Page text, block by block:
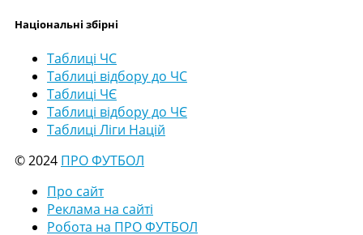
Національні збірні
Таблиці ЧС
Таблиці відбору до ЧС
Таблиці ЧЄ
Таблиці відбору до ЧЄ
Таблиці Ліги Націй
© 2024 ПРО ФУТБОЛ
Про сайт
Реклама на сайті
Робота на ПРО ФУТБОЛ